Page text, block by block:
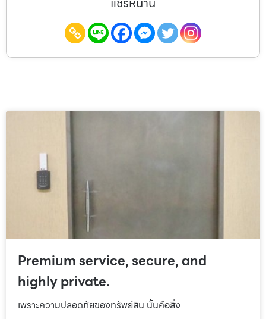
Premium service, secure, and
highly private.
เพราะความปลอดภัยของทรัพย์สิน นั้นคือสิ่ง